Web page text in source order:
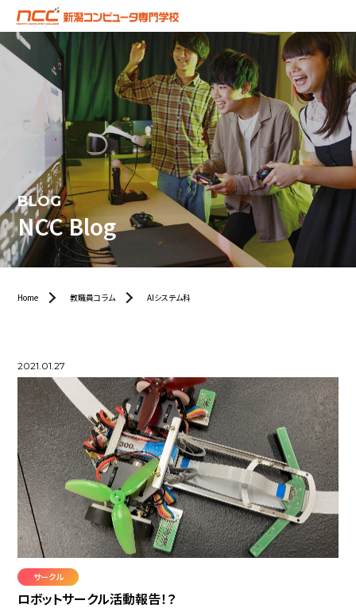
BLOG
NCC Blog
Home 教職員コラム AIシステム科
2021.01.27
サークル
ロボットサークル活動報告！？